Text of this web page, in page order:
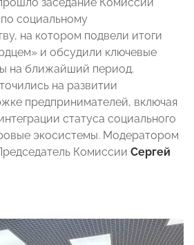
социальному
на котором подвели итоги
и обсудили ключевые
на ближайший период.
на развитии
предпринимателей, включая
статуса социального
экосистемы. Модератором
Комиссии Сергей